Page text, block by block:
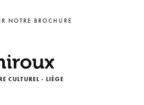
NOTRE BROCHURE
CULTUREL - LIÈGE